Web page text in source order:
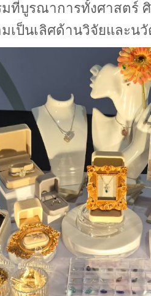
มที่บูรณาการทั้งศาสตร์
เป็นเลิศด้านวิจัยและน